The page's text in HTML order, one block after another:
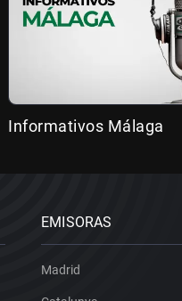
Informativos Málaga
EMISORAS
Madrid